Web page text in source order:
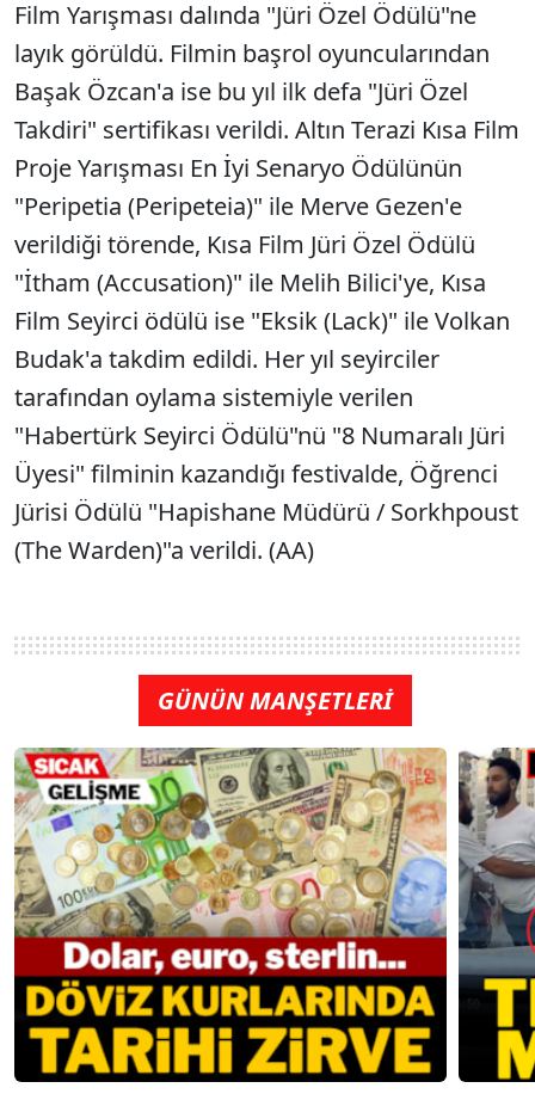
Film Yarışması dalında "Jüri Özel Ödülü"ne
layık görüldü. Filmin başrol oyuncularından
Başak Özcan'a ise bu yıl ilk defa "Jüri Özel
Takdiri" sertifikası verildi. Altın Terazi Kısa Film
Proje Yarışması En İyi Senaryo Ödülünün
"Peripetia (Peripeteia)" ile Merve Gezen'e
verildiği törende, Kısa Film Jüri Özel Ödülü
"İtham (Accusation)" ile Melih Bilici'ye, Kısa
Film Seyirci ödülü ise "Eksik (Lack)" ile Volkan
Budak'a takdim edildi. Her yıl seyirciler
tarafından oylama sistemiyle verilen
"Habertürk Seyirci Ödülü"nü "8 Numaralı Jüri
Üyesi" filminin kazandığı festivalde, Öğrenci
Jürisi Ödülü "Hapishane Müdürü / Sorkhpoust
(The Warden)"a verildi. (AA)
GÜNÜN MANŞETLERİ